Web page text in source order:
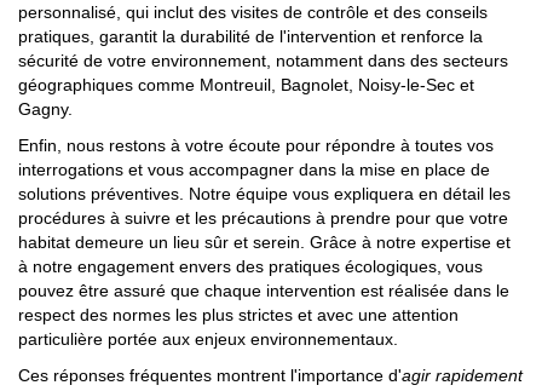
personnalisé, qui inclut des visites de contrôle et des conseils
pratiques, garantit la durabilité de l'intervention et renforce la
sécurité de votre environnement, notamment dans des secteurs
géographiques comme Montreuil, Bagnolet, Noisy-le-Sec et
Gagny.
Enfin, nous restons à votre écoute pour répondre à toutes vos
interrogations et vous accompagner dans la mise en place de
solutions préventives. Notre équipe vous expliquera en détail les
procédures à suivre et les précautions à prendre pour que votre
habitat demeure un lieu sûr et serein. Grâce à notre expertise et
à notre engagement envers des pratiques écologiques, vous
pouvez être assuré que chaque intervention est réalisée dans le
respect des normes les plus strictes et avec une attention
particulière portée aux enjeux environnementaux.
Ces réponses fréquentes montrent l'importance d'agir rapidement